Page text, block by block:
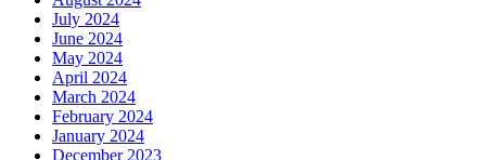
July 2024
June 2024
May 2024
April 2024
March 2024
February 2024
January 2024
December 2023